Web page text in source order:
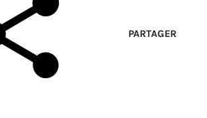
PARTAGER